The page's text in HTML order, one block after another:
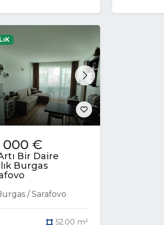
Next
000 €
Bir Daire
Burgas
/ Sarafovo
52.00 m²